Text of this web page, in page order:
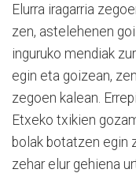
Elurra iragarria
zen, astelehenen
inguruko mendiak
egin eta goizean,
zegoen kalean.
Etxeko txikien
bolak botatzen egin
zehar elur gehiena